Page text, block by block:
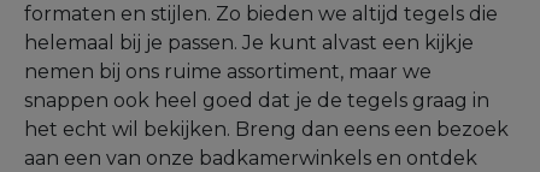
formaten en stijlen. Zo bieden we altijd tegels die
helemaal bij je passen. Je kunt alvast een kijkje
nemen bij ons ruime assortiment, maar we
snappen ook heel goed dat je de tegels graag in
het echt wil bekijken. Breng dan eens een bezoek
aan een van onze badkamerwinkels en ontdek